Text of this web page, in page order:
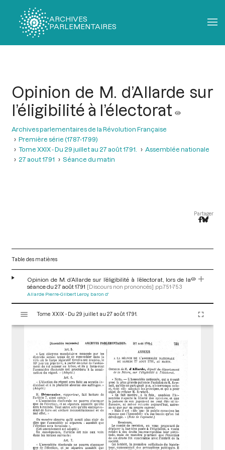
ARCHIVES
PARLEMENTAIRES
Opinion de M. d’Allarde sur
l’éligibilité à l’électorat
Archives parlementaires de la Révolution Française
Première série (1787-1799)
Tome XXIX - Du 29 juillet au 27 août 1791.
Assemblée nationale
27 aout 1791
Séance du matin
Partager
Table des matières
Opinion de M. d’Allarde sur l’éligibilité à l’électorat, lors de la
séance du 27 août 1791 [Discours non prononcés] pp.751-753
Allarde Pierre-Gilbert Leroy, baron d'
s
Tome XXIX - Du 29 juillet au 27 août 1791.